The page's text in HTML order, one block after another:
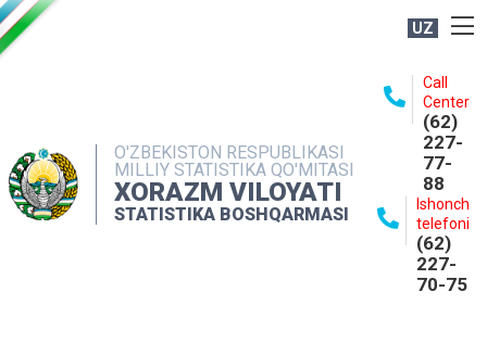
UZ
O'ZBEKISTON RESPUBLIKASI
MILLIY STATISTIKA QO'MITASI
XORAZM VILOYATI
STATISTIKA BOSHQARMASI
Call
Center
(62)
227-
77-
88
Ishonch
telefoni
(62)
227-
70-75
NASHRLAR
INTERAKTIV XIZMATLAR
MATBUOT XIZMATI